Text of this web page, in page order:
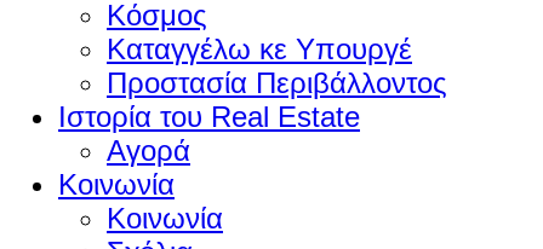
Κόσμος
Καταγγέλω κε Υπουργέ
Προστασία Περιβάλλοντος
Ιστορία του Real Estate
Αγορά
Κοινωνία
Κοινωνία